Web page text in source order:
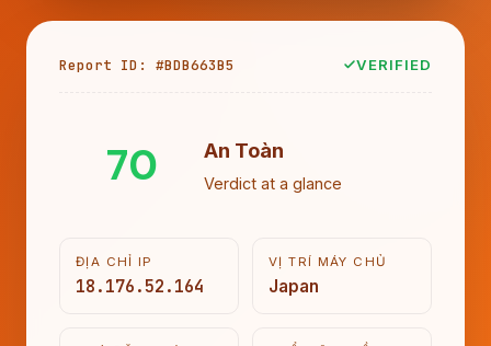
Report ID: #BDB663B5 VERIFIED
70 An Toàn
Verdict at a glance
ĐỊA CHỈ IP
18.176.52.164
VỊ TRÍ MÁY CHỦ
Japan